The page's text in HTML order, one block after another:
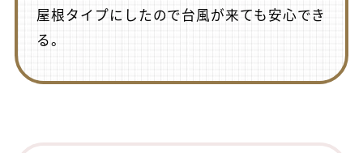
屋根タイプにしたので台風が来ても安心でき
る。